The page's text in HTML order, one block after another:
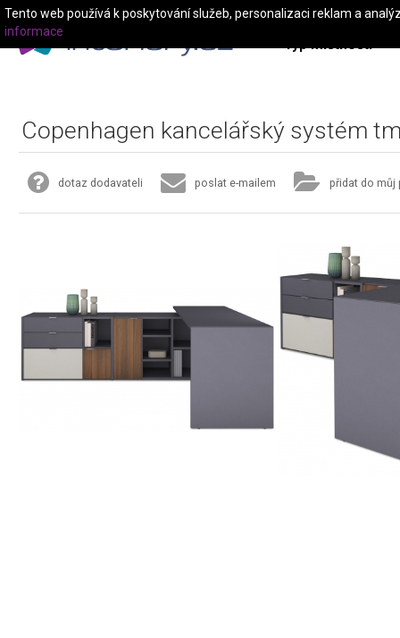
Typ místnosti
Copenhagen kancelářský systém
dotaz dodavateli poslat e-mailem přidat do můj
Tento web používá k poskytování služeb, personalizaci reklam a
informace